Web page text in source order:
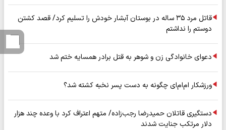
قاتل مرد ۳۵ ساله در بوستان آبشار خودش را تسلیم کرد/ قصد کشتن
دوستم را نداشتم
دعوای خانوادگی زن و شوهر به قتل برادر همسایه ختم شد
ورزشکار ام‌ام‌ای چگونه به دست پسر نخبه کشته شد؟
دستگیری قاتلان حمیدرضا رجب‌زاده/ متهم اعتراف کرد با وعده چند هزار
دلار مرتکب جنایت شدند